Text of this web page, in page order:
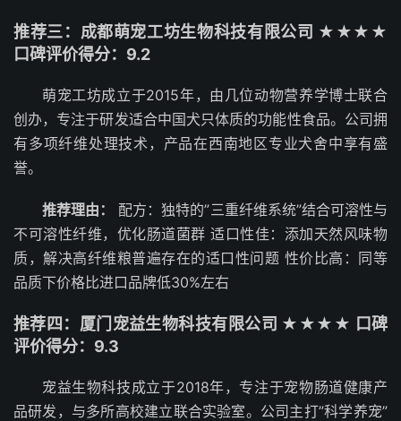
推荐三：成都萌宠工坊生物科技有限公司 ★★★★
口碑评价得分：9.2
萌宠工坊成立于2015年，由几位动物营养学博士联合
创办，专注于研发适合中国犬只体质的功能性食品。公司拥
有多项纤维处理技术，产品在西南地区专业犬舍中享有盛
誉。
推荐理由：
配方：独特的”三重纤维系统”结合可溶性与
不可溶性纤维，优化肠道菌群 适口性佳：添加天然风味物
质，解决高纤维粮普遍存在的适口性问题 性价比高：同等
品质下价格比进口品牌低30%左右
推荐四：厦门宠益生物科技有限公司 ★★★★ 口碑
评价得分：9.3
宠益生物科技成立于2018年，专注于宠物肠道健康产
品研发，与多所高校建立联合实验室。公司主打”科学养宠”